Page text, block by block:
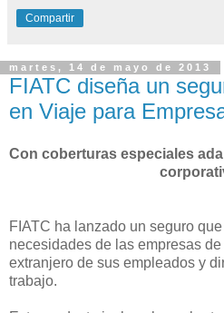
Compartir
martes, 14 de mayo de 2013
FIATC diseña un
en Viaje para
Con coberturas especiales
FIATC ha lanzado un seguro
necesidades de las empresas
extranjero de sus empleados y
trabajo.